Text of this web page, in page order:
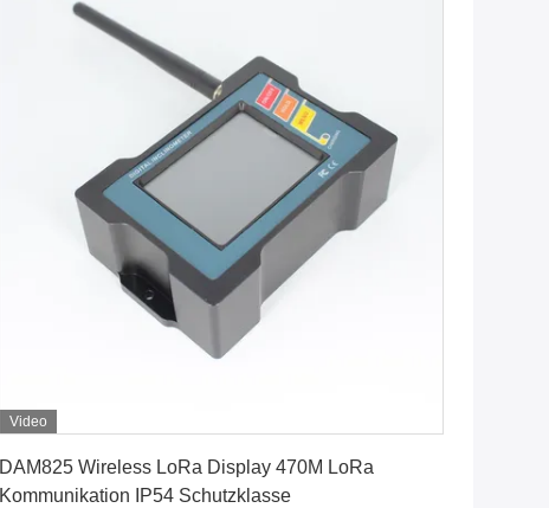
Video
DAM825 Wireless LoRa Display 470M LoRa
Kommunikation IP54 Schutzklasse